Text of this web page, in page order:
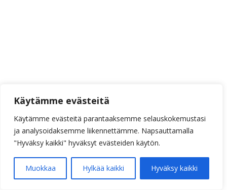
Käytämme evästeitä
Käytämme evästeitä parantaaksemme selauskokemustasi
ja analysoidaksemme liikennettämme. Napsauttamalla
"Hyväksy kaikki" hyväksyt evästeiden käytön.
Muokkaa Hylkää kaikki Hyväksy kaikki